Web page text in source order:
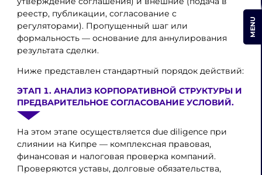
реестр, публикации, согласование с
регуляторами). Пропущенный шаг или
формальность — основание для аннулирования
результата сделки.
Ниже представлен стандартный порядок действий:
ЭТАП 1. АНАЛИЗ КОРПОРАТИВНОЙ СТРУКТУРЫ И
ПРЕДВАРИТЕЛЬНОЕ СОГЛАСОВАНИЕ УСЛОВИЙ.
На этом этапе осуществляется due diligence при
слиянии на Кипре — комплексная правовая,
финансовая и налоговая проверка компаний.
Проверяются уставы, долговые обязательства,
MENU